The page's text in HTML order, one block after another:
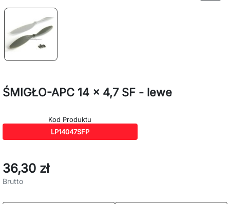
ŚMIGŁO-APC 14 x 4,7 SF - lewe
Kod Produktu
LP14047SFP
36,30 zł
Brutto